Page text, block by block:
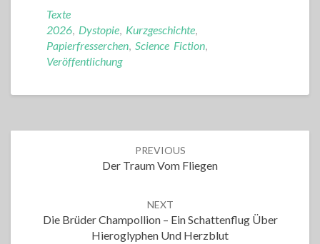
Texte
2026, Dystopie, Kurzgeschichte,
Papierfresserchen, Science Fiction,
Veröffentlichung
PREVIOUS
Der Traum Vom Fliegen
NEXT
Die Brüder Champollion – Ein Schattenflug Über
Hieroglyphen Und Herzblut